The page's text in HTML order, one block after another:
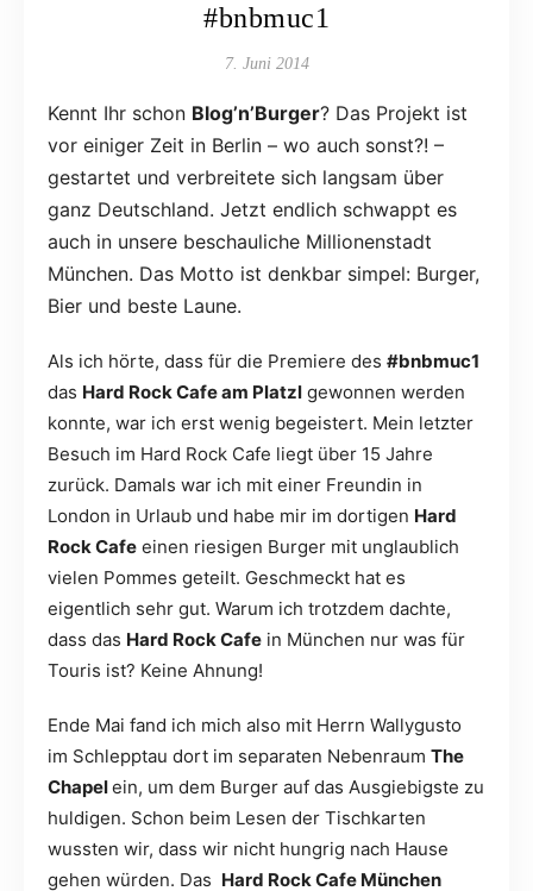
#bnbmuc1
7. Juni 2014
Kennt Ihr schon Blog’n’Burger? Das Projekt ist
vor einiger Zeit in Berlin – wo auch sonst?! –
gestartet und verbreitete sich langsam über
ganz Deutschland. Jetzt endlich schwappt es
auch in unsere beschauliche Millionenstadt
München. Das Motto ist denkbar simpel: Burger,
Bier und beste Laune.
Als ich hörte, dass für die Premiere des #bnbmuc1
das Hard Rock Cafe am Platzl gewonnen werden
konnte, war ich erst wenig begeistert. Mein letzter
Besuch im Hard Rock Cafe liegt über 15 Jahre
zurück. Damals war ich mit einer Freundin in
London in Urlaub und habe mir im dortigen Hard
Rock Cafe einen riesigen Burger mit unglaublich
vielen Pommes geteilt. Geschmeckt hat es
eigentlich sehr gut. Warum ich trotzdem dachte,
dass das Hard Rock Cafe in München nur was für
Touris ist? Keine Ahnung!
Ende Mai fand ich mich also mit Herrn Wallygusto
im Schlepptau dort im separaten Nebenraum The
Chapelein, um dem Burger auf das Ausgiebigste zu
huldigen. Schon beim Lesen der Tischkarten
wussten wir, dass wir nicht hungrig nach Hause
gehen würden. Das Hard Rock Cafe München